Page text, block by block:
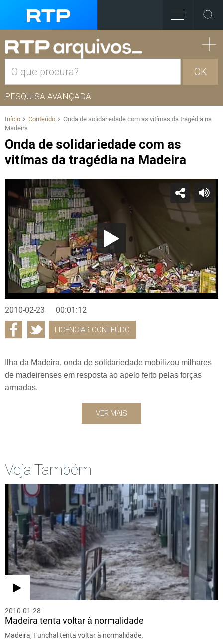
OK
PESQUISA AVANÇADA
Início Conteúdo
Onda de solidariedade com as vitímas da tragédia na
Madeira
Onda de solidariedade com as
vitímas da tragédia na Madeira
2010-02-23 00:01:12
LICENCIAR CONTEÚDO
Ilha da Madeira, onda de solidariedade mobilizou milhares
de madeirenses em resposta ao apelo feito pelas forças
armadas.
VER MAIS
Veja Também
2010-01-28
Madeira tenta voltar à normalidade
Madeira, Funchal tenta voltar à normalidade.